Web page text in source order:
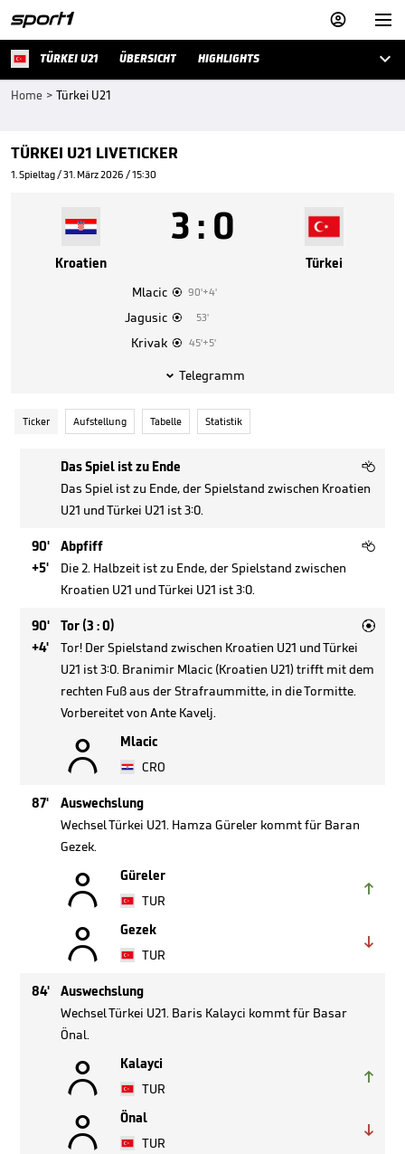


TÜRKEI U21 ÜBERSICHT HIGHLIGHTS 
Home > Türkei U21
TÜRKEI U21 LIVETICKER
1. Spieltag / 31. März 2026 / 15:30
3: 0
Kroatien
Türkei
Mlacic  90'+4'
Jagusic  53'
Krivak  45'+5'
 Telegramm
Ticker Aufstellung Tabelle Statistik
Das Spiel ist zu Ende 
Das Spiel ist zu Ende, der Spielstand zwischen Kroatien
U21 und Türkei U21 ist 3:0.
90'
+5'
Abpfiff 
Die 2. Halbzeit ist zu Ende, der Spielstand zwischen
Kroatien U21 und Türkei U21 ist 3:0.
90'
+4'
Tor (3 : 0) 
Tor! Der Spielstand zwischen Kroatien U21 und Türkei
U21 ist 3:0. Branimir Mlacic (Kroatien U21) trifft mit dem
rechten Fuß aus der Strafraummitte, in die Tormitte.
Vorbereitet von Ante Kavelj.

Mlacic
CRO
87'
Auswechslung
Wechsel Türkei U21. Hamza Güreler kommt für Baran
Gezek.

Güreler
TUR


Gezek
TUR

84'
Auswechslung
Wechsel Türkei U21. Baris Kalayci kommt für Basar
Önal.

Kalayci
TUR


Önal
TUR
